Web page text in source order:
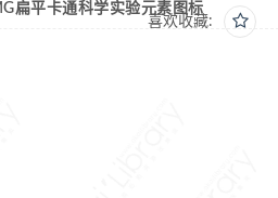
喜欢收藏:
扁平卡通科学实验元素图标